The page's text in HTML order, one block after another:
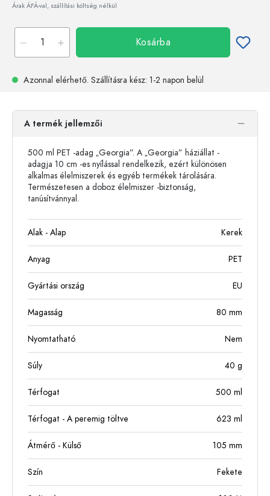
Árak ÁFÁ-val, szállítási költség nélkül
Kosárba
Azonnal elérhető. Szállításra kész: 1-2 napon belül
A termék jellemzői
500 ml PET -adag „Georgia”. A „Georgia” háziállat -
adagja 10 cm -es nyílással rendelkezik, ezért különösen
alkalmas élelmiszerek és egyéb termékek tárolására.
Természetesen a doboz élelmiszer -biztonság,
tanúsítvánnyal.
Alak - Alap Kerek
Anyag PET
Gyártási ország EU
Magasság 80 mm
Nyomtatható Nem
Súly 40 g
Térfogat 500 ml
Térfogat - A peremig töltve 623 ml
Átmérő - Külső 105 mm
Szín Fekete